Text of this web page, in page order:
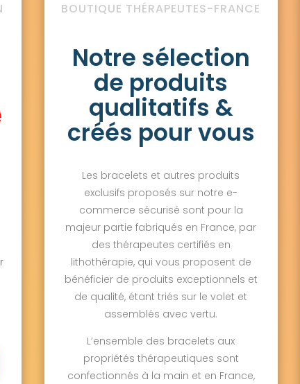
BOUTIQUE THÉRAPEUTES-FRANCE
Notre sélection
de produits
qualitatifs &
créés pour vous
Les bracelets et autres produits
exclusifs proposés sur notre e-
commerce sécurisé sont pour la
majeur partie fabriqués en France, par
des thérapeutes certifiés en
lithothérapie, qui vous proposent de
bénéficier de produits exceptionnels et
de qualité, étant triés sur le volet et
assemblés avec vertu.
L’ensemble des bracelets aux
propriétés thérapeutiques sont
confectionnés à la main et en France,